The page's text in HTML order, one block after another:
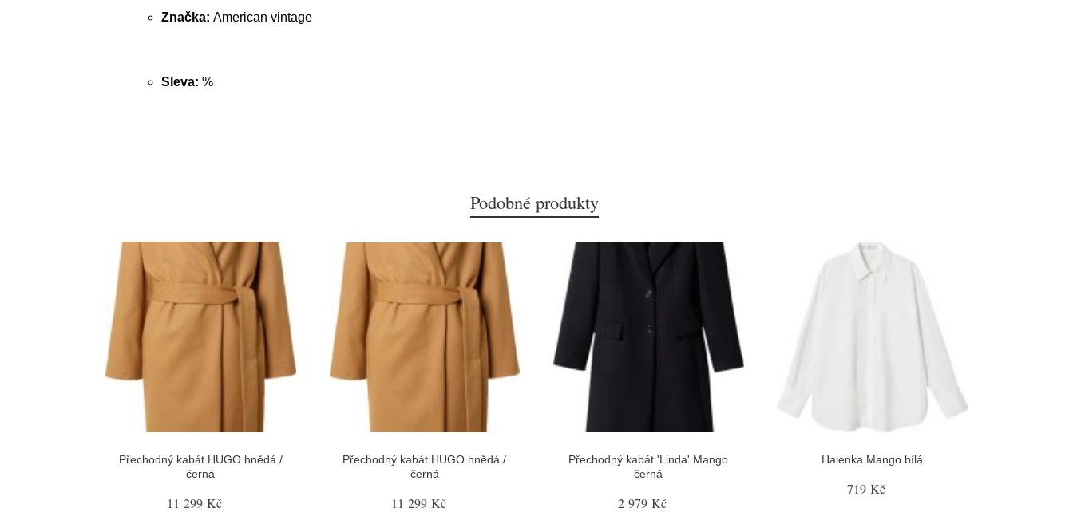
Značka: American vintage
Sleva: %
Podobné produkty
Přechodný kabát HUGO hnědá /
černá
11 299 Kč
Přechodný kabát HUGO hnědá /
černá
11 299 Kč
Přechodný kabát 'Linda' Mango
černá
2 979 Kč
Halenka Mango bílá
719 Kč